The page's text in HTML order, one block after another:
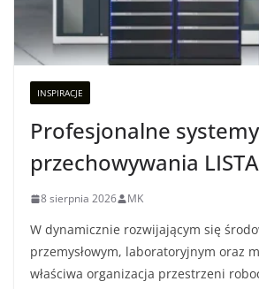
INSPIRACJE
Profesjonalne systemy
przechowywania LISTA
8 sierpnia 2026 MK
W dynamicznie rozwijającym się
przemysłowym, laboratoryjnym oraz
właściwa organizacja przestrzeni